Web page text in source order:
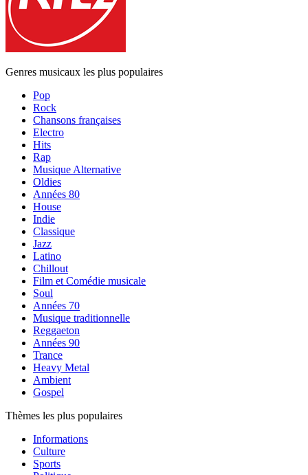
Genres musicaux les plus populaires
Pop
Rock
Chansons françaises
Electro
Hits
Rap
Musique Alternative
Oldies
Années 80
House
Indie
Classique
Jazz
Latino
Chillout
Film et Comédie musicale
Soul
Années 70
Musique traditionnelle
Reggaeton
Années 90
Trance
Heavy Metal
Ambient
Gospel
Thèmes les plus populaires
Informations
Culture
Sports